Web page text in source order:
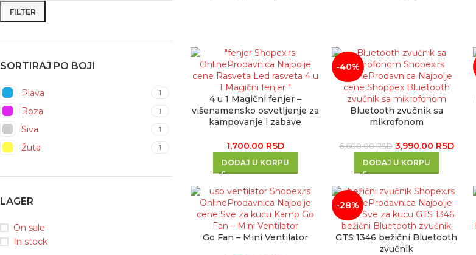
FILTER
SORTIRAJ PO BOJI
Plava 1
Roza 1
Siva 1
Žuta 1
LAGER
On sale
In stock
4 u 1 Magični fenjer –
višenamensko osvetljenje za
kampovanje i zabave
1,700.00 RSD
DODAJ U KORPU
-40%
Bluetooth zvučnik sa
mikrofonom
6,600.00RSD 3,990.00 RSD
DODAJ U KORPU
Go Fan – Mini Ventilator
-28%
GTS 1346 bežični Bluetooth
zvučnik